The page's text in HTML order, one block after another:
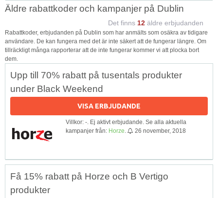
Äldre rabattkoder och kampanjer på Dublin
Det finns 12 äldre erbjudanden
Rabattkoder, erbjudanden på Dublin som har anmälts som osäkra av tidigare
användare. De kan fungera med det är inte säkert att de fungerar längre. Om
tillräckligt många rapporterar att de inte fungerar kommer vi att plocka bort
dem.
Upp till 70% rabatt på tusentals produkter
under Black Weekend
VISA ERBJUDANDE
Villkor: -. Ej aktivt erbjudande. Se alla aktuella
kampanjer från: Horze 26 november, 2018
Få 15% rabatt på Horze och B Vertigo
produkter